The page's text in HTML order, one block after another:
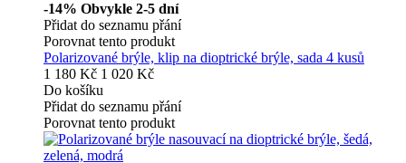
-14% Obvykle 2-5 dní
Přidat do seznamu přání
Porovnat tento produkt
Polarizované brýle, klip na dioptrické brýle, sada 4 kusů
1 180 Kč 1 020 Kč
Do košíku
Přidat do seznamu přání
Porovnat tento produkt